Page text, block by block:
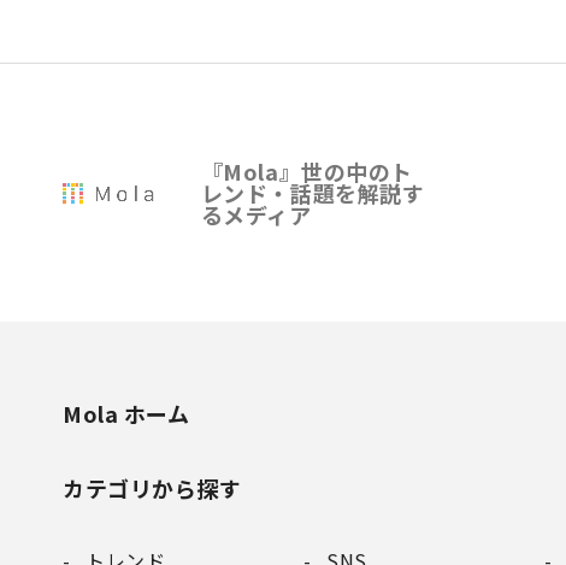
『Mola』世の中のト
レンド・話題を解説す
るメディア
Mola ホーム
カテゴリから探す